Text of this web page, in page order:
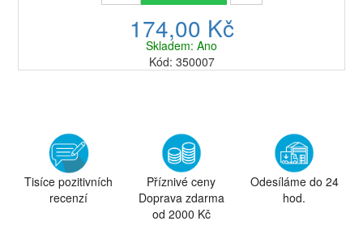
174,00 Kč
Skladem: Ano
Kód: 350007
Tisíce pozitivních
recenzí
Příznivé ceny
Doprava zdarma
od 2000 Kč
Odesíláme do 24
hod.